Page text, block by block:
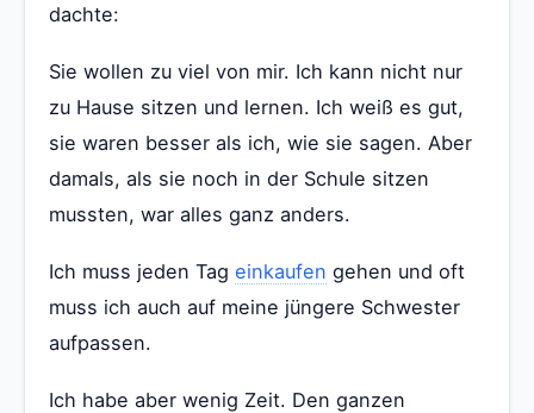
dachte:
Sie wollen zu viel von mir. Ich kann nicht nur
zu Hause sitzen und lernen. Ich weiß es gut,
sie waren besser als ich, wie sie sagen. Aber
damals, als sie noch in der Schule sitzen
mussten, war alles ganz anders.
Ich muss jeden Tag einkaufen gehen und oft
muss ich auch auf meine jüngere Schwester
aufpassen.
Ich habe aber wenig Zeit. Den ganzen